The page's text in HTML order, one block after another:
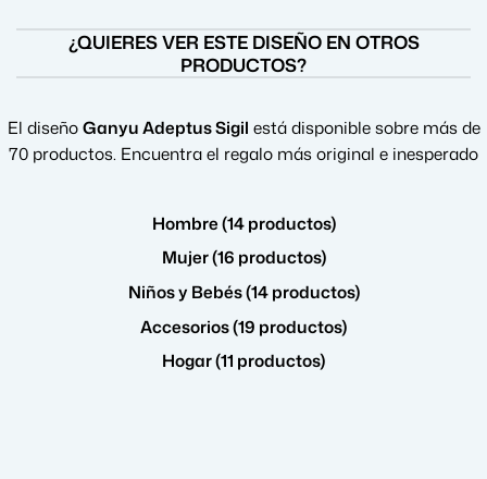
¿QUIERES VER ESTE DISEÑO EN OTROS
PRODUCTOS?
El diseñoGanyu Adeptus Sigil está disponible sobre más de
70 productos. Encuentra el regalo más original e inesperado
Hombre (14 productos)
Mujer (16 productos)
Niños y Bebés (14 productos)
Accesorios (19 productos)
Hogar (11 productos)